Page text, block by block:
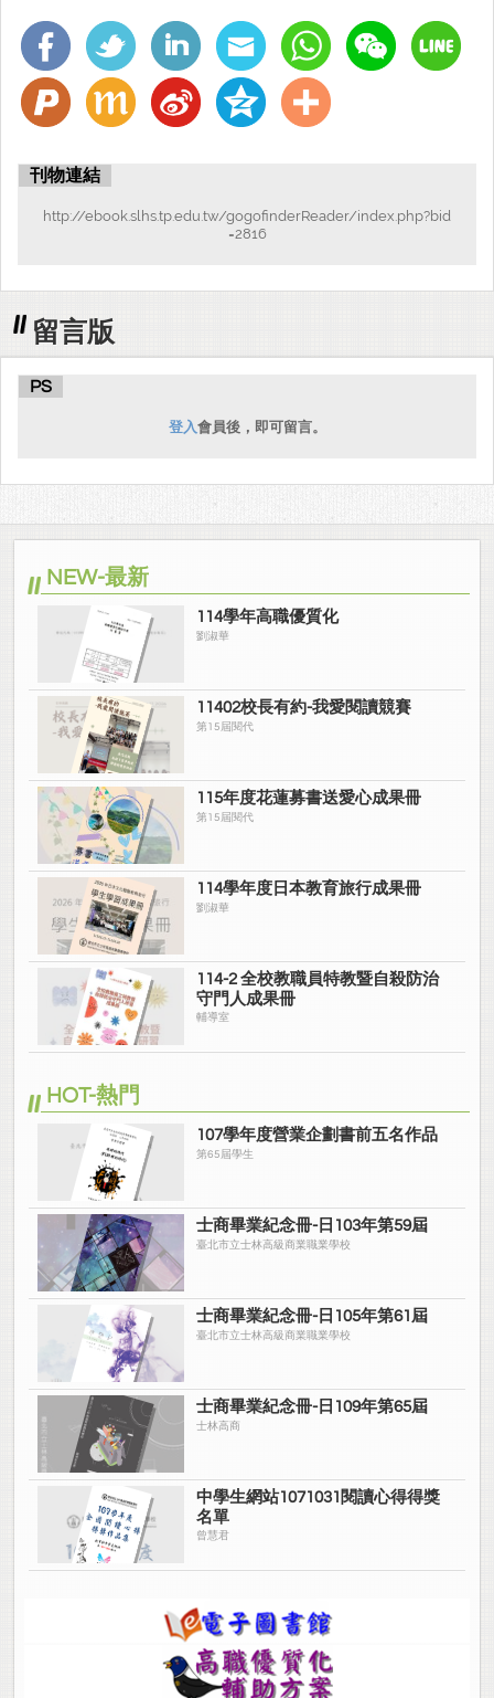
刊物連結
http://ebook.slhs.tp.edu.tw/gogofinderReader/index.php?bid
=2816
留言版
PS
登入會員後，即可留言。
NEW-最新
114學年高職優質化
劉淑華
11402校長有約-我愛閱讀競賽
第15屆閱代
115年度花蓮募書送愛心成果冊
第15屆閱代
114學年度日本教育旅行成果冊
劉淑華
114-2 全校教職員特教暨自殺防治
守門人成果冊
輔導室
HOT-熱門
107學年度營業企劃書前五名作品
第65屆學生
士商畢業紀念冊-日103年第59屆
臺北市立士林高級商業職業學校
士商畢業紀念冊-日105年第61屆
臺北市立士林高級商業職業學校
士商畢業紀念冊-日109年第65屆
士林高商
中學生網站1071031閱讀心得得獎
名單
曾慧君